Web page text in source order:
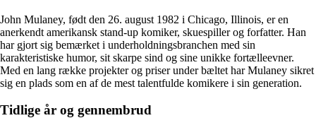
John Mulaney, født den 26. august 1982 i Chicago, Illinois, er en
anerkendt amerikansk stand-up komiker, skuespiller og forfatter. Han
har gjort sig bemærket i underholdningsbranchen med sin
karakteristiske humor, sit skarpe sind og sine unikke fortælleevner.
Med en lang række projekter og priser under bæltet har Mulaney sikret
sig en plads som en af de mest talentfulde komikere i sin generation.
Tidlige år og gennembrud